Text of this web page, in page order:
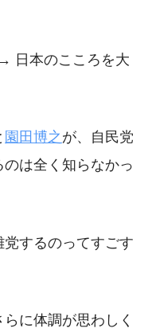
日本のこころを大
園田博之が、自民党
は全く知らなかっ
するのってすごす
に体調が思わしく